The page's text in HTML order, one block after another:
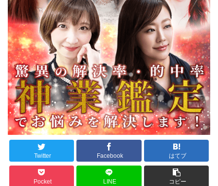
Twitter Facebook はてブ
Pocket LINE コピー